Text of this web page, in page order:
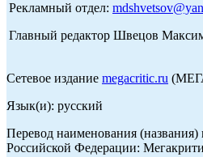
Рекламный отдел:
Главный редактор Швецов
Сетевое издание megacritic.ru
Язык(и): русский
Перевод наименования (названия)
Российской Федерации: